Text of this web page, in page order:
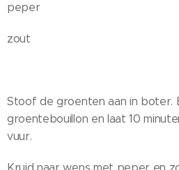
peper
zout
Stoof de groenten aan in boter.
groentebouillon en laat 10
vuur.